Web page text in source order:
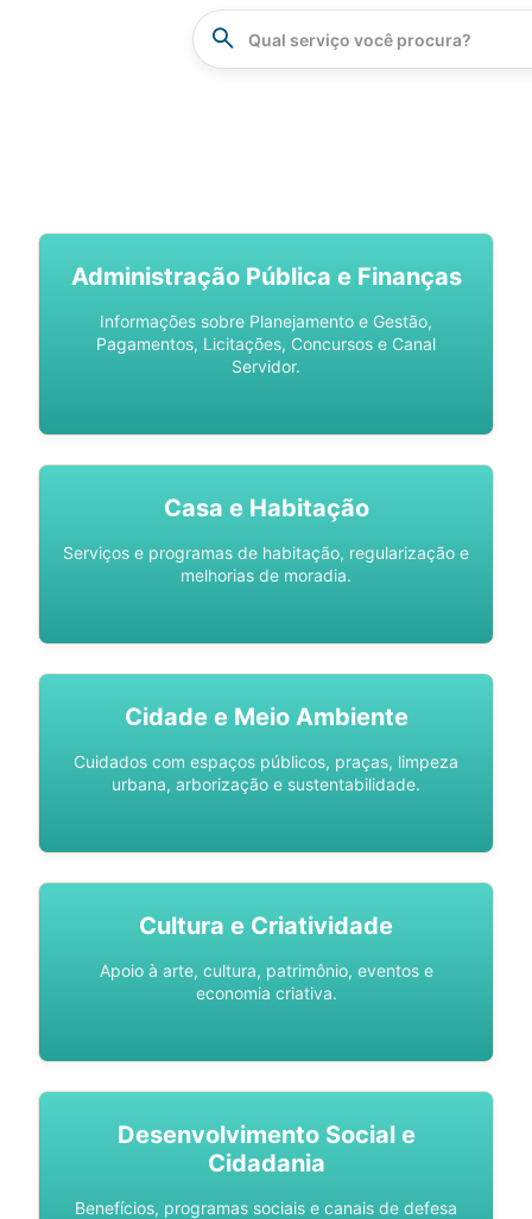
Administração Pública e Finanças
Informações sobre Planejamento e Gestão,
Pagamentos, Licitações, Concursos e Canal
Servidor.
Casa e Habitação
Serviços e programas de habitação, regularização e
melhorias de moradia.
Cidade e Meio Ambiente
Cuidados com espaços públicos, praças, limpeza
urbana, arborização e sustentabilidade.
Cultura e Criatividade
Apoio à arte, cultura, patrimônio, eventos e
economia criativa.
Desenvolvimento Social e
Cidadania
Benefícios, programas sociais e canais de defesa